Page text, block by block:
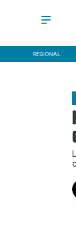
REGIONAL